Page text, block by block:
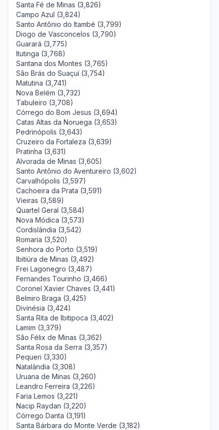
Santa Fé de Minas (3,826)
Campo Azul (3,824)
Santo Antônio do Itambé (3,799)
Diogo de Vasconcelos (3,790)
Guarará (3,775)
Itutinga (3,768)
Santana dos Montes (3,765)
São Brás do Suaçuí (3,754)
Matutina (3,741)
Nova Belém (3,732)
Tabuleiro (3,708)
Córrego do Bom Jesus (3,694)
Catas Altas da Noruega (3,653)
Pedrinópolis (3,643)
Cruzeiro da Fortaleza (3,639)
Pratinha (3,631)
Alvorada de Minas (3,605)
Santo Antônio do Aventureiro (3,602)
Carvalhópolis (3,597)
Cachoeira da Prata (3,591)
Vieiras (3,589)
Quartel Geral (3,584)
Nova Módica (3,573)
Cordislândia (3,542)
Romaria (3,520)
Senhora do Porto (3,519)
Ibitiúra de Minas (3,492)
Frei Lagonegro (3,487)
Fernandes Tourinho (3,466)
Coronel Xavier Chaves (3,441)
Belmiro Braga (3,425)
Divinésia (3,424)
Santa Rita de Ibitipoca (3,402)
Lamim (3,379)
São Félix de Minas (3,362)
Santa Rosa da Serra (3,357)
Pequeri (3,330)
Natalândia (3,308)
Uruana de Minas (3,260)
Leandro Ferreira (3,226)
Faria Lemos (3,221)
Nacip Raydan (3,220)
Córrego Danta (3,191)
Santa Bárbara do Monte Verde (3,182)